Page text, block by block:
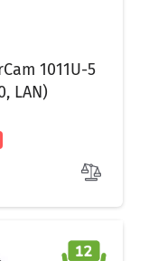
1011U-5
LAN)